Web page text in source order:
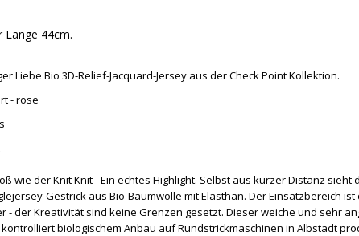
Länge 44cm.
Liebe Bio 3D-Relief-Jacquard-Jersey aus der Check Point Kollektion.
- rose
wie der Knit Knit - Ein echtes Highlight. Selbst aus kurzer Distanz
Gestrick aus Bio-Baumwolle mit Elasthan. Der Einsatzbereich
- der Kreativität sind keine Grenzen gesetzt. Dieser weiche und sehr
biologischem Anbau auf Rundstrickmaschinen in Albstadt